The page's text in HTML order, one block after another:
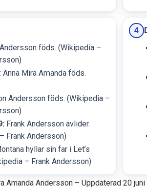
föds. (Wikipedia –
Anna Mira Amanda föds.
Andersson föds. (Wikipedia –
Frank Andersson avlider.
Frank Andersson)
hyllar sin far i Let’s
– Frank Andersson)
4
Amanda Andersson – Uppdaterad 20